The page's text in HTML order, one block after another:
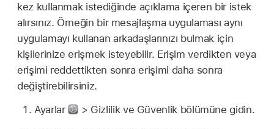
kez kullanmak istediğinde açıklama içeren bir istek
alırsınız. Örneğin bir mesajlaşma uygulaması aynı
uygulamayı kullanan arkadaşlarınızı bulmak için
kişilerinize erişmek isteyebilir. Erişim verdikten veya
erişimi reddettikten sonra erişimi daha sonra
değiştirebilirsiniz.
Ayarlar
> Gizlilik ve Güvenlik bölümüne gidin.